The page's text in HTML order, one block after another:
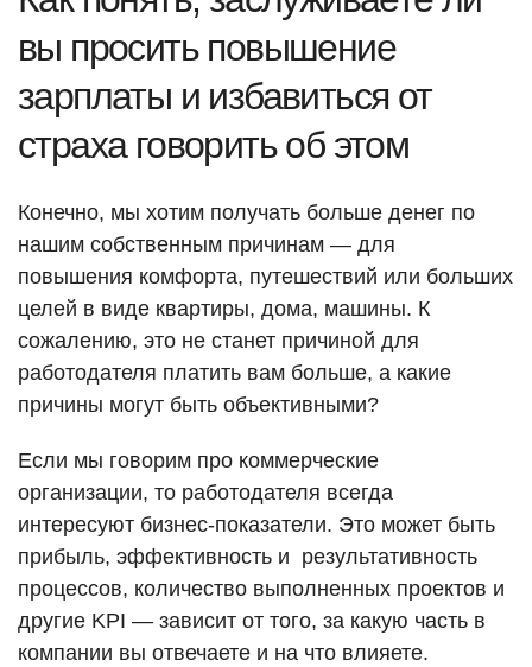
вы просить повышение
зарплаты и избавиться от
страха говорить об этом
Конечно, мы хотим получать больше денег по
нашим собственным причинам — для
повышения комфорта, путешествий или больших
целей в виде квартиры, дома, машины. К
сожалению, это не станет причиной для
работодателя платить вам больше, а какие
причины могут быть объективными?
Если мы говорим про коммерческие
организации, то работодателя всегда
интересуют бизнес-показатели. Это может быть
прибыль, эффективность и результативность
процессов, количество выполненных проектов и
другие KPI — зависит от того, за какую часть в
компании вы отвечаете и на что влияете.